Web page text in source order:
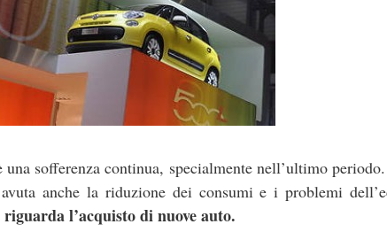
sofferenza continua, specialmente nell’ultimo
anche la riduzione dei consumi e i problemi
l’acquisto di nuove auto.